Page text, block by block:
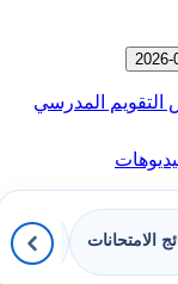
التقويم المدرسي
الامتحانات